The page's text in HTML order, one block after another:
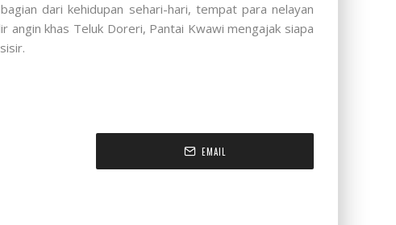
dari kehidupan sehari-hari, tempat para nelayan
angin khas Teluk Doreri, Pantai Kwawi mengajak siapa
EMAIL